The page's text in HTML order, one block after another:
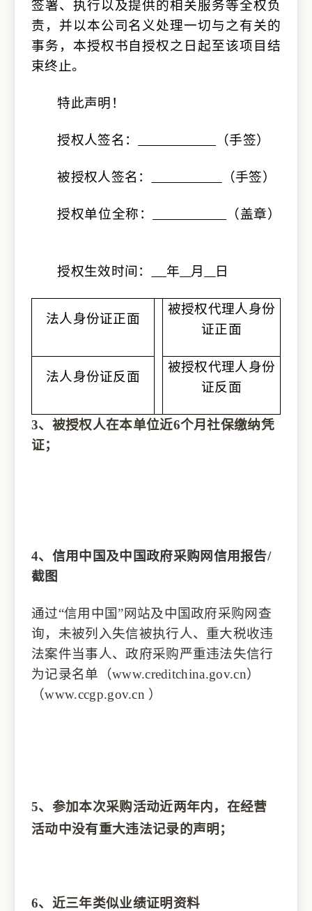
签署、执行以及提供的相关服务等全权负
责，并以本公司名义处理一切与之有关的
事务，本授权书自授权之日起至该项目结
束终止。
特此声明！
授权人签名： （手签）
被授权人签名： （手签）
授权单位全称： （盖章）
授权生效时间： 年 月 日
法人身份证正面
被授权代理人身份
证正面
法人身份证反面
被授权代理人身份
证反面
3、被授权人在本单位近6个月社保缴纳凭
证；
4、 信用中国及中国政府采购网信用报告/
截图
通过“信用中国”网站及中国政府采购网查
询，未被列入失信被执行人、重大税收违
法案件当事人、政府采购严重违法失信行
为记录名单（www.creditchina.gov.cn）
（www.ccgp.gov.cn ）
5、 参加本次采购活动近两年内，在经营
活动中没有重大违法记录的声明 ；
6、 近三年类似业绩证明资料